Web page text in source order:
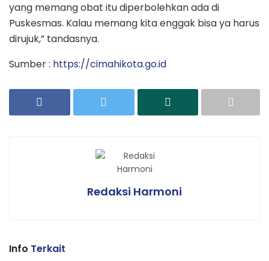
yang memang obat itu diperbolehkan ada di
Puskesmas. Kalau memang kita enggak bisa ya harus
dirujuk,” tandasnya.
Sumber : https://cimahikota.go.id
Redaksi Harmoni
Info Terkait